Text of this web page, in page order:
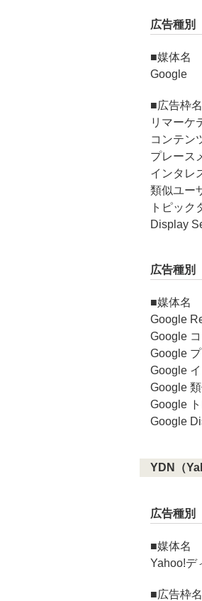
広告種別
■媒体名
Google
■広告枠名
リマーケ
コンテン
プレース
インタレ
類似ユー
トピック
Display
広告種別
■媒体名
Google
Google
Google
Google
Google
Google
Google
YDN（
広告種別
■媒体名
Yahoo!デ
■広告枠名